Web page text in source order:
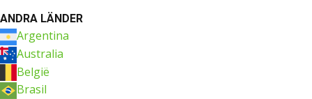
ANDRA LÄNDER
Argentina
Australia
België
Brasil